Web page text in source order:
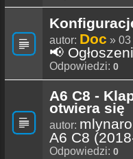
autor: Doc »
📢
Odpowiedzi: 0
A6 C8 -
otwiera się
autor: mlynaro
A6 C8
Odpowiedzi: 0